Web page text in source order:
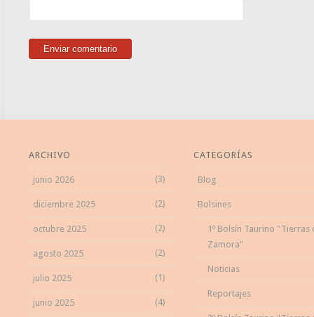
ARCHIVO
junio 2026 (3)
diciembre 2025 (2)
octubre 2025 (2)
agosto 2025 (2)
julio 2025 (1)
junio 2025 (4)
CATEGORÍAS
Blog
Bolsines
1º Bolsín Taurino "Tierras
Zamora"
Noticias
Reportajes